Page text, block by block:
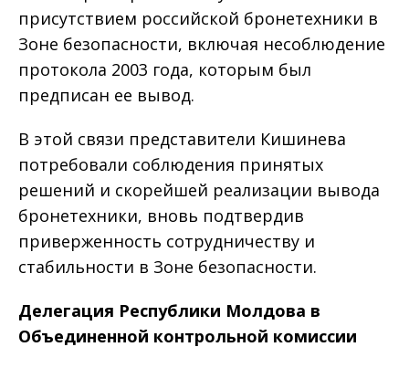
присутствием российской бронетехники в
Зоне безопасности, включая несоблюдение
протокола 2003 года, которым был
предписан ее вывод.
В этой связи представители Кишинева
потребовали соблюдения принятых
решений и скорейшей реализации вывода
бронетехники, вновь подтвердив
приверженность сотрудничеству и
стабильности в Зоне безопасности.
Делегация Республики Молдова в
Объединенной контрольной комиссии